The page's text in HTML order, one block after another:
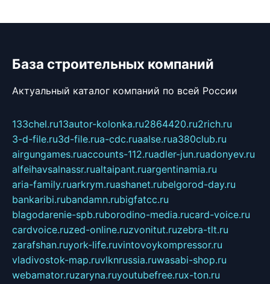
База строительных компаний
Актуальный каталог компаний по всей России
133chel.ru13autor-kolonka.ru2864420.ru2rich.ru
3-d-file.ru3d-file.rua-cdc.ruaalse.rua380club.ru
airgungames.ruaccounts-112.ruadler-jun.ruadonyev.ru
alfeihavsalnassr.rualtaipant.ruargentinamia.ru
aria-family.ruarkrym.ruashanet.rubelgorod-day.ru
bankaribi.rubandamn.rubigfatcc.ru
blagodarenie-spb.ruborodino-media.rucard-voice.ru
cardvoice.ruzed-online.ruzvonitut.ruzebra-tlt.ru
zarafshan.ruyork-life.ruvintovoykompressor.ru
vladivostok-map.ruvlknrussia.ruwasabi-shop.ru
webamator.ruzaryna.ruyoutubefree.rux-ton.ru